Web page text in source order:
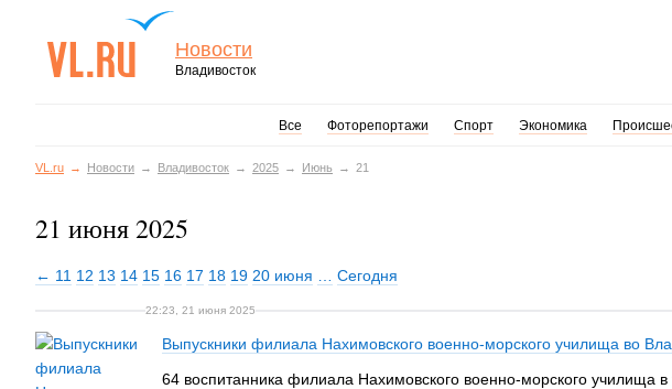
Новости
Владивосток
Все Фоторепортажи Спорт Экономика
VL.ru Новости Владивосток 2025 Июнь 21
21 июня 2025
← 11 12 13 14 15 16 17 18 19 20 июня Сегодня
22:23, 21 июня 2025
Выпускники филиала Нахимовского военно-морского училища во
64 воспитанника филиала Нахимовского военно-морского училища